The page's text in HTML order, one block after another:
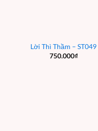
Lời Thì Thầm – ST049
750.000₫